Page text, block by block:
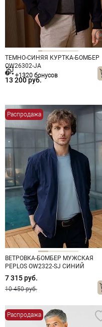
ТЕМНО-СИНЯЯ КУРТКА-БОМБЕР
OW26302-JА
13 200 руб.
+1320 бонусов
Распродажа
ВЕТРОВКА-БОМБЕР МУЖСКАЯ
PEPLOS OW2322-SJ СИНИЙ
7 315 руб.
10 450 руб.
Распродажа